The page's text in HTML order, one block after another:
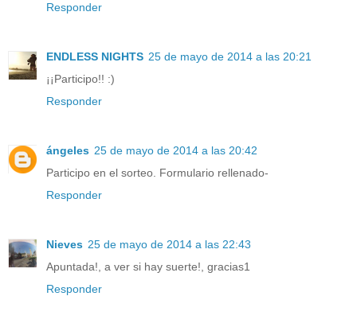
Responder
ENDLESS NIGHTS 25 de mayo de 2014 a las 20:21
¡¡Participo!! :)
Responder
ángeles 25 de mayo de 2014 a las 20:42
Participo en el sorteo. Formulario rellenado-
Responder
Nieves 25 de mayo de 2014 a las 22:43
Apuntada!, a ver si hay suerte!, gracias1
Responder